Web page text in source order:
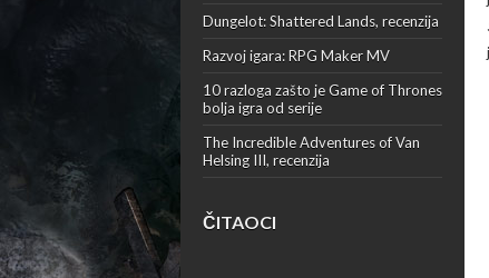
Dungelot: Shattered Lands, recenzija
Razvoj igara: RPG Maker MV
10 razloga zašto je Game of Thrones
bolja igra od serije
The Incredible Adventures of Van
Helsing III, recenzija
ČITAOCI